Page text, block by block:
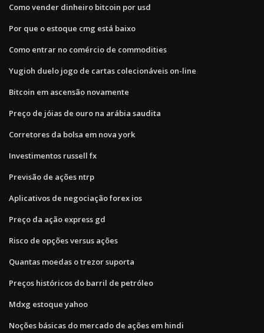
Como vender dinheiro bitcoin por usd
Por que o estoque cmg está baixo
Como entrar no comércio de commodities
Yugioh duelo jogo de cartas colecionáveis ​​on-line
Bitcoin em ascensão novamente
Preço de jóias de ouro na arábia saudita
Corretores da bolsa em nova york
Investimentos russell fx
Previsão de ações ntrp
Aplicativos de negociação forex ios
Preço da ação express gd
Risco de opções versus ações
Quantas moedas o trezor suporta
Preços históricos do barril de petróleo
Mdxg estoque yahoo
Noções básicas do mercado de ações em hindi